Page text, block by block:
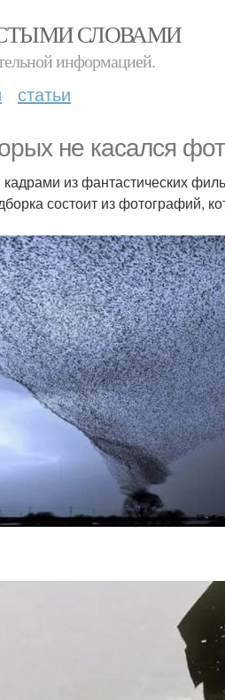
СЛОВАМИ
информацией.
статьи
не касался
из фантастических
состоит из фотографий,